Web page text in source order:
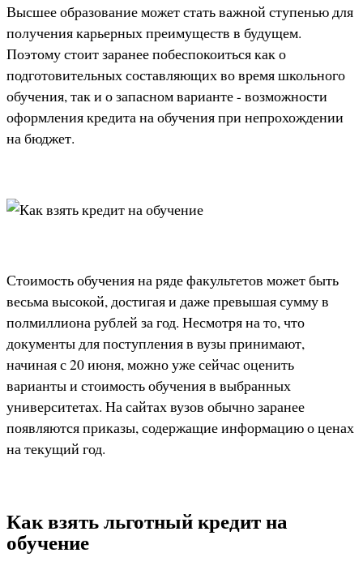
Высшее образование может стать важной ступенью для
получения карьерных преимуществ в будущем.
Поэтому стоит заранее побеспокоиться как о
подготовительных составляющих во время школьного
обучения, так и о запасном варианте - возможности
оформления кредита на обучения при непрохождении
на бюджет.
Стоимость обучения на ряде факультетов может быть
весьма высокой, достигая и даже превышая сумму в
полмиллиона рублей за год. Несмотря на то, что
документы для поступления в вузы принимают,
начиная с 20 июня, можно уже сейчас оценить
варианты и стоимость обучения в выбранных
университетах. На сайтах вузов обычно заранее
появляются приказы, содержащие информацию о ценах
на текущий год.
Как взять льготный кредит на
обучение